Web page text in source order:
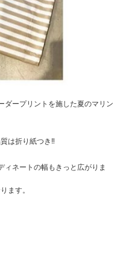
ダープリントを施した夏のマリン
は折り紙つき‼︎
ィネートの幅もきっと広がりま
ます。